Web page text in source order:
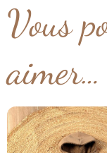
Vous
aimer…